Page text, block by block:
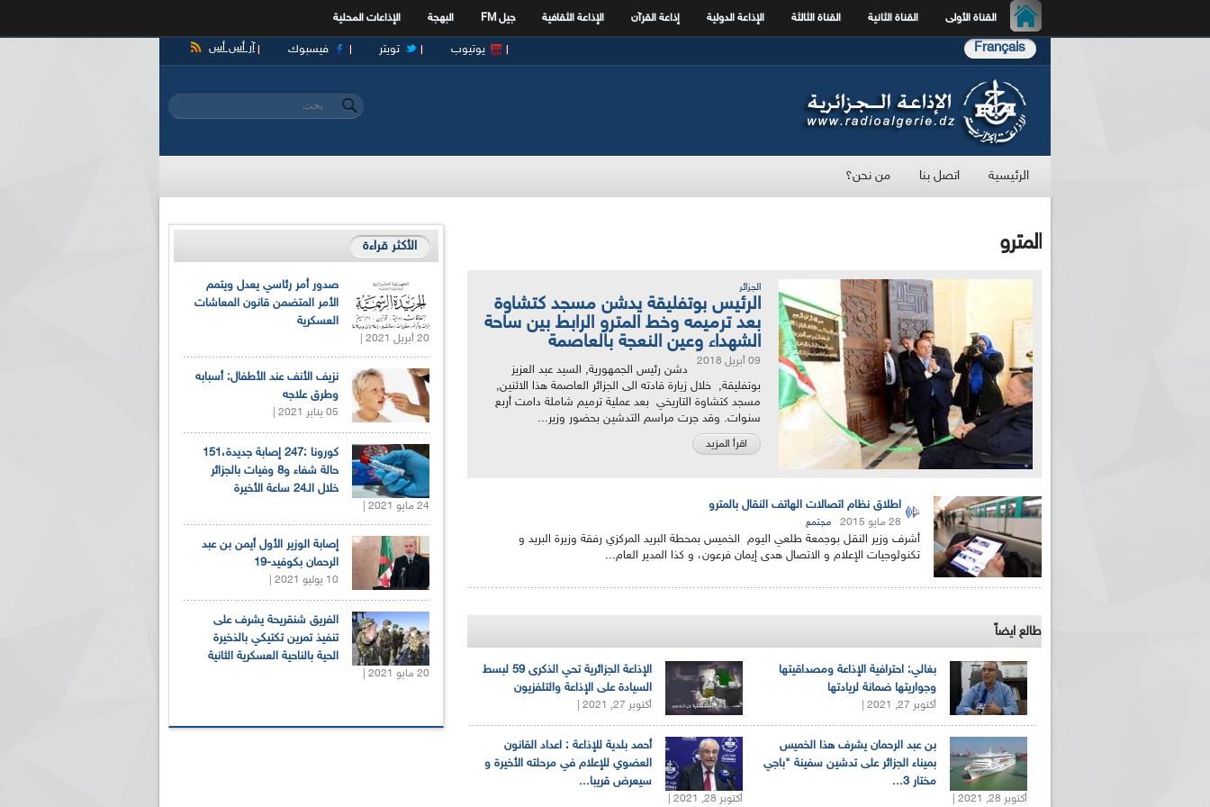
القناة الأولى القناة الثانية القناة الثالثة الإذاعة الدولية إذاعة القرآن الإذاعة الثقافية جيل FM البهجة الإذاعات المحلية
Français آر أس أس فيسبوك تويتر يوتيوب
استمارة البحث
‏بحث ‏
الرئيسية اتصل بنا من نحن؟
المترو
الجزائر
الرئيس بوتفليقة يدشن مسجد كتشاوة
بعد ترميمه وخط المترو الرابط بين ساحة
الشهداء وعين النعجة بالعاصمة
09 أبريل 2018
دشن رئيس الجمهورية, السيد عبد العزيز
بوتفليقة, خلال زيارة قادته الى الجزائر العاصمة هذا الاثنين,
مسجد كتشاوة التاريخي بعد عملية ترميم شاملة دامت أربع
سنوات. وقد جرت مراسم التدشين بحضور وزير...
اقرأ المزيد
اطلاق نظام اتصالات الهاتف النقال بالمترو
28 مايو 2015 مجتمع
أشرف وزير النقل بوجمعة طلعي اليوم الخميس بمحطة البريد المركزي رفقة وزيرة البريد و
تكنولوجيات الإعلام و الاتصال هدى إيمان فرعون، و كذا المدير العام...
طالع ايضاً
الإذاعة الجزائرية تحي الذكرى 59 لبسط
السيادة على الإذاعة والتلفزيون
أكتوبر 27, 2021 |
بغالي: احترافية الإذاعة ومصداقيتها
وجواريتها ضمانة لريادتها
أكتوبر 27, 2021 |
أحمد بلدية للإذاعة : اعداد القانون
العضوي للإعلام في مرحلته الأخيرة و
سيعرض قريبا...
أكتوبر 28, 2021 |
بن عبد الرحمان يشرف هذا الخميس
بميناء الجزائر على تدشين سفينة "باجي
مختار 3...
أكتوبر 28, 2021 |
الأكثر قراءة
صدور أمر رئاسي يعدل ويتمم
الأمر المتضمن قانون المعاشات
العسكرية
20 أبريل 2021 |
نزيف الأنف عند الأطفال: أسبابه
وطرق علاجه
05 يناير 2021 |
كورونا :247 إصابة جديدة،151
حالة شفاء و8 وفيات بالجزائر
خلال الـ24 ساعة الأخيرة
24 مايو 2021 |
إصابة الوزير الأول أيمن بن عبد
الرحمان بكوفيد-19
10 يوليو 2021 |
الفريق شنقريحة يشرف على
تنفيذ تمرين تكتيكي بالذخيرة
الحية بالناحية العسكرية الثانية
20 مايو 2021 |